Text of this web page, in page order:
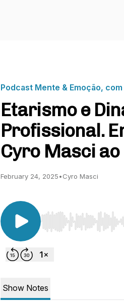
Podcast Mente & Emoção,
Etarismo e
Profissional.
Cyro Masci ao
February 24, 2025•Cyro Masci
Use Left/Right to
Show Notes